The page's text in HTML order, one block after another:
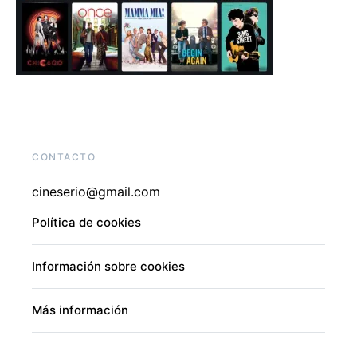
CONTACTO
cineserio@gmail.com
Política de cookies
Información sobre cookies
Más información